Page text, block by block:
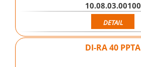
10.08.03.00100
DETAIL
DI-RA 40 PPTA